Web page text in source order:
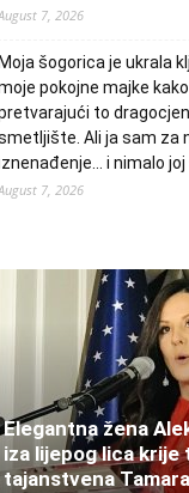
7, 2026
šogorica je ukrala
pokojne majke
to
Ali ja sam za
i nimalo joj
7, 2026
Elegantna žena
iza lijepog lica krije
tajanstvena